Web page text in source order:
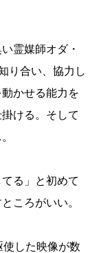
霊媒師オダ・
り合い、協力し
かせる能力を
ける。そして
る」と初めて
ころがいい。
した映像が数